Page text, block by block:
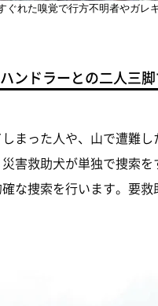
ぐれた嗅覚で行方不明者やガレ
ンドラーとの二人三
まった人や、山で遭難
害救助犬が単独で捜索
な捜索を行います。要